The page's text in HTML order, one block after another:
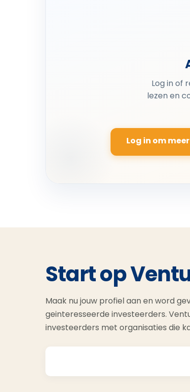
Log in of
lezen en
Log in om
Start op
Maak nu jouw profiel aan en word
geinteresseerde investeerders.
investeerders met organisaties die